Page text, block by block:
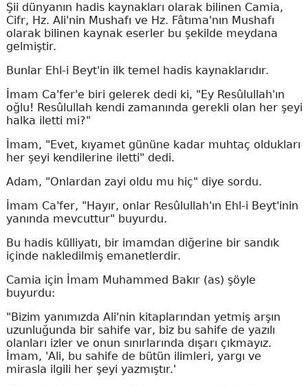
Şii dünyanın hadis kaynakları olarak bilinen Camia,
Cifr, Hz. Ali'nin Mushafı ve Hz. Fâtıma'nın Mushafı
olarak bilinen kaynak eserler bu şekilde meydana
gelmiştir.
Bunlar Ehl-i Beyt'in ilk temel hadis kaynaklarıdır.
İmam Ca'fer'e biri gelerek dedi ki, "Ey Resûlullah'ın
oğlu! Resûlullah kendi zamanında gerekli olan her şeyi
halka iletti mi?"
İmam, "Evet, kıyamet gününe kadar muhtaç oldukları
her şeyi kendilerine iletti" dedi.
Adam, "Onlardan zayi oldu mu hiç" diye sordu.
İmam Ca'fer, "Hayır, onlar Resûlullah'ın Ehl-i Beyt'inin
yanında mevcuttur" buyurdu.
Bu hadis külliyatı, bir imamdan diğerine bir sandık
içinde nakledilmiş emanetlerdir.
Camia için İmam Muhammed Bakır (as) şöyle
buyurdu:
"Bizim yanımızda Ali'nin kitaplarından yetmiş arşın
uzunluğunda bir sahife var, biz bu sahife de yazılı
olanları izler ve onun sınırlarında dışarı çıkmayız.
İmam, 'Ali, bu sahife de bütün ilimleri, yargı ve
mirasla ilgili her şeyi yazmıştır.'